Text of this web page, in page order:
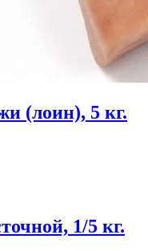
(лоин), 5 кг.
1/5 кг.